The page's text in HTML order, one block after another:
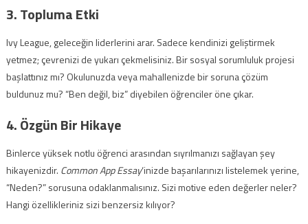
3. Topluma Etki
Ivy League, geleceğin liderlerini arar. Sadece kendinizi geliştirmek
yetmez; çevrenizi de yukarı çekmelisiniz. Bir sosyal sorumluluk projesi
başlattınız mı? Okulunuzda veya mahallenizde bir soruna çözüm
buldunuz mu? “Ben değil, biz” diyebilen öğrenciler öne çıkar.
4. Özgün Bir Hikaye
Binlerce yüksek notlu öğrenci arasından sıyrılmanızı sağlayan şey
hikayenizdir. Common App Essay‘inizde başarılarınızı listelemek yerine,
“Neden?” sorusuna odaklanmalısınız. Sizi motive eden değerler neler?
Hangi özellikleriniz sizi benzersiz kılıyor?